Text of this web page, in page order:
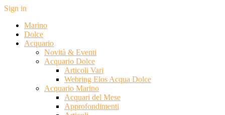
Sign in
Marino
Dolce
Acquario
Novità & Eventi
Acquario Dolce
Articoli Vari
Webring Elos Acqua Dolce
Acquario Marino
Acquari del Mese
Approfondimenti